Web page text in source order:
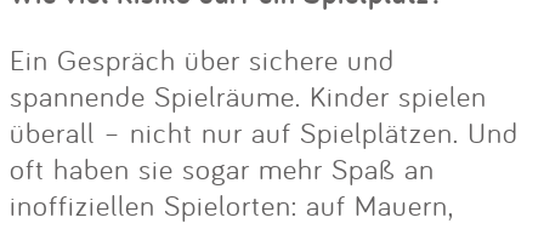
Ein Gespräch über sichere und
spannende Spielräume. Kinder spielen
überall – nicht nur auf Spielplätzen. Und
oft haben sie sogar mehr Spaß an
inoffiziellen Spielorten: auf Mauern,